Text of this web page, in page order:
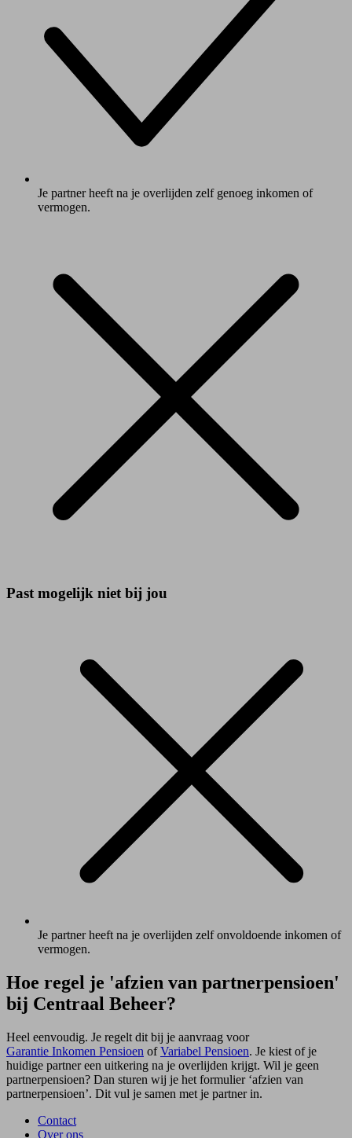
Je partner heeft na je overlijden zelf genoeg inkomen of
vermogen.
Past mogelijk niet bij jou
Je partner heeft na je overlijden zelf onvoldoende inkomen of
vermogen.
Hoe regel je 'afzien van partnerpensioen'
bij Centraal Beheer?
Heel eenvoudig. Je regelt dit bij je aanvraag voor
Garantie Inkomen Pensioen ofVariabel Pensioen. Je kiest of je
huidige partner een uitkering na je overlijden krijgt. Wil je geen
partnerpensioen? Dan sturen wij je het formulier ‘afzien van
partnerpensioen’. Dit vul je samen met je partner in.
Contact
Over ons